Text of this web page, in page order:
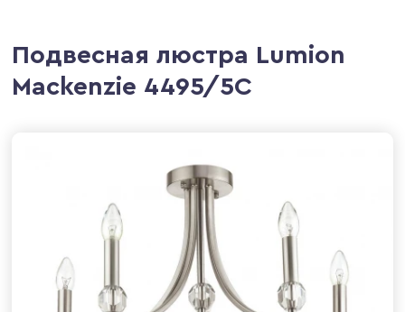
Подвесная люстра Lumion
Mackenzie 4495/5C